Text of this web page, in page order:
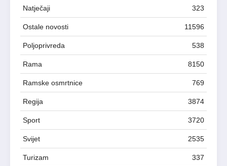
Natječaji 323
Ostale novosti 11596
Poljoprivreda 538
Rama 8150
Ramske osmrtnice 769
Regija 3874
Sport 3720
Svijet 2535
Turizam 337